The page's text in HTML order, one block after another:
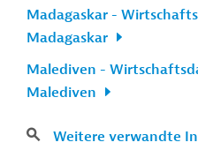
Madagaskar -
Madagaskar
Malediven -
Malediven
Weitere verwandte